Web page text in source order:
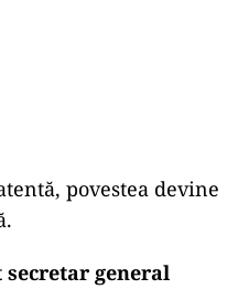
povestea devine
general